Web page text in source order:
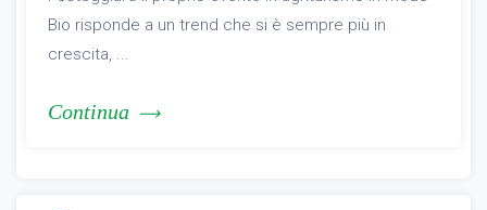
Bio risponde a un trend che si è sempre più in
crescita, ...
Continua